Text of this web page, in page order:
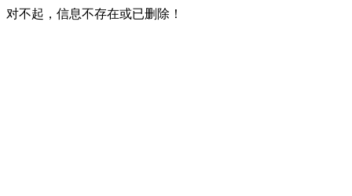
对不起，信息不存在或已删除！